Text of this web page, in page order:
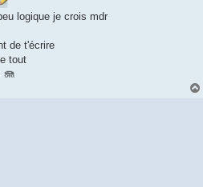
logique je crois mdr
de t'écrire
tout
🪼